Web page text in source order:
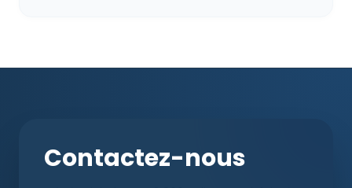
Contactez-nous